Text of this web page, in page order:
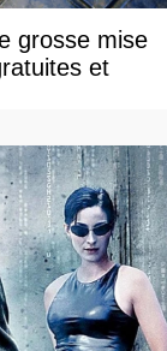
grosse mise
et